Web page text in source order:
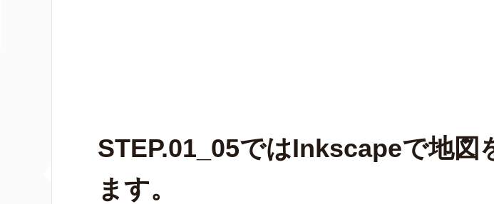
STEP.01_05ではInkscapeで地図
ます。